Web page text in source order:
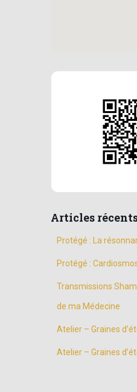
Articles
Protégé : La
Protégé :
Transmissions
de ma Médecine
Atelier – Graines
Atelier – Graines